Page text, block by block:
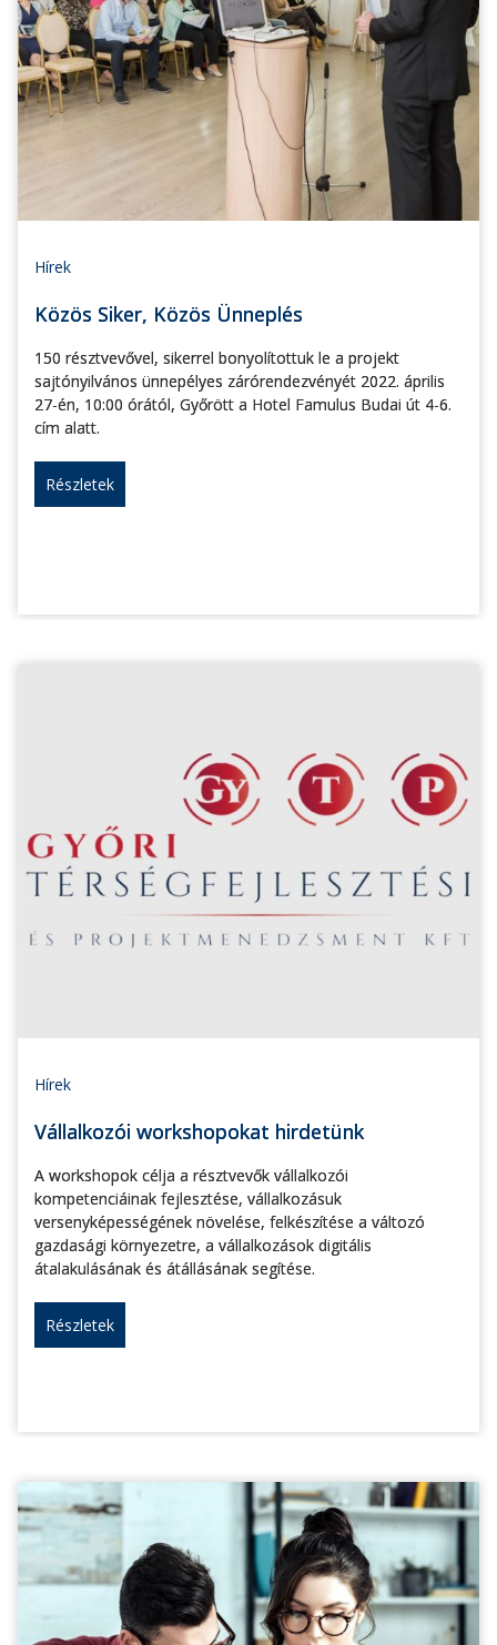
Hírek
Közös Siker, Közös Ünneplés
150 résztvevővel, sikerrel bonyolítottuk le a projekt
sajtónyilvános ünnepélyes zárórendezvényét 2022. április
27-én, 10:00 órától, Győrött a Hotel Famulus Budai út 4-6.
cím alatt.
Részletek
Hírek
Vállalkozói workshopokat hirdetünk
A workshopok célja a résztvevők vállalkozói
kompetenciáinak fejlesztése, vállalkozásuk
versenyképességének növelése, felkészítése a változó
gazdasági környezetre, a vállalkozások digitális
átalakulásának és átállásának segítése.
Részletek